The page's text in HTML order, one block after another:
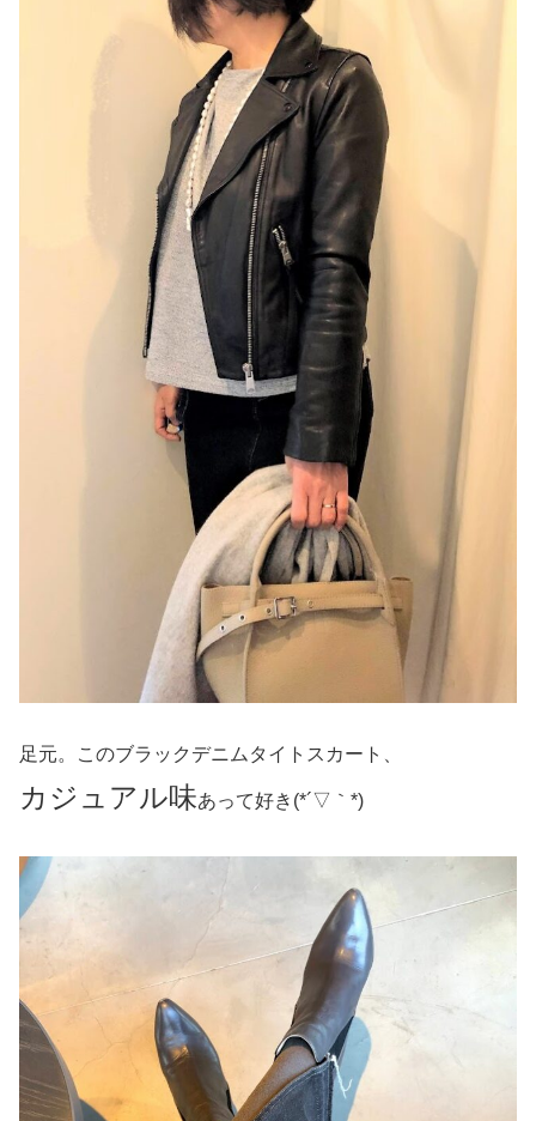
足元。このブラックデニムタイトスカート、
カジュアル味あって好き(*´▽｀*)